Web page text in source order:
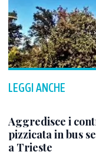
LEGGI ANCHE
Aggredisce i
pizzicata in bus
a Trieste